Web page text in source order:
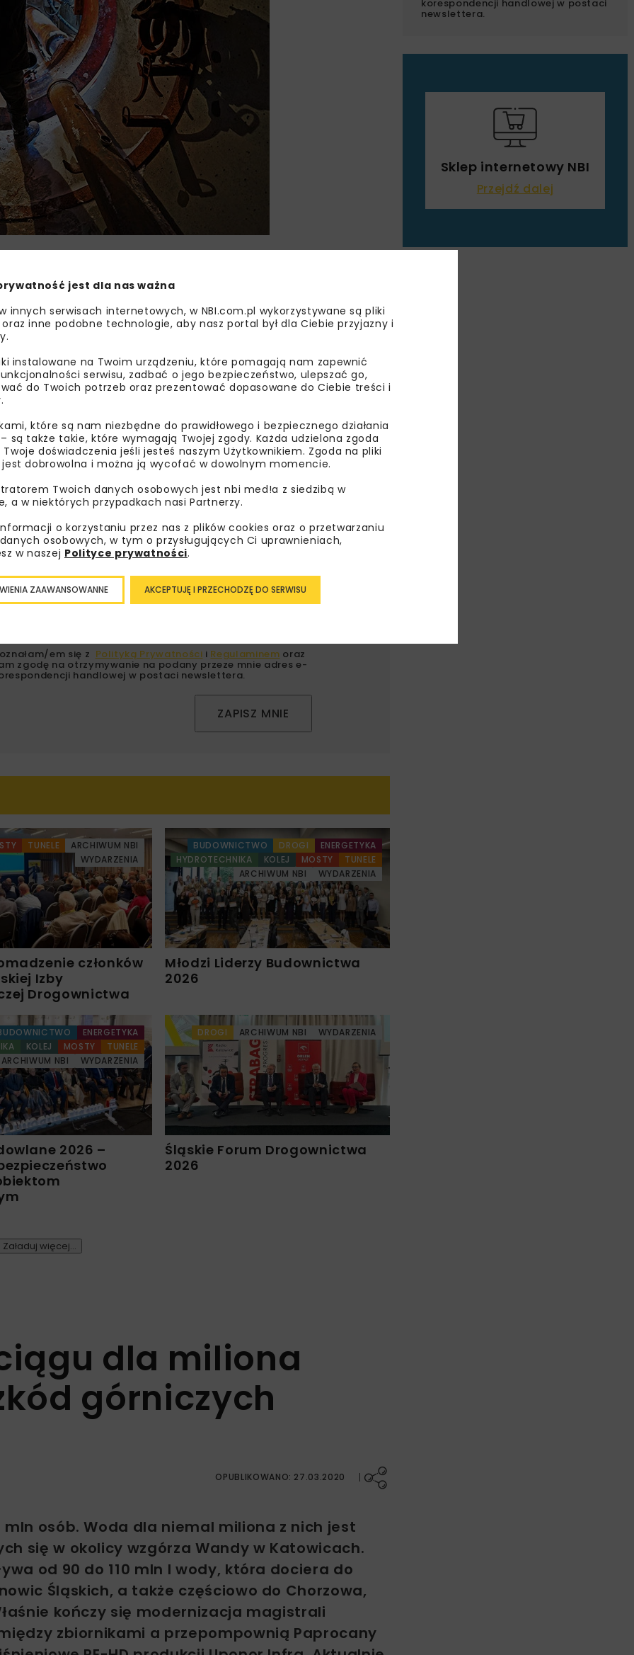
DCS POLAND HDD SERWIS MIROSŁAW MAKUCH
POLINER PORR PPI CHROBOK SAINT-GOBAIN PAM
wiedzieć więcej?
się do newslettera aby otrzymywać od nas
informacje branżowe, zaproszenia na
em się z Polityką Prywatności i Regulaminem oraz
zgodę na otrzymywanie na podany przeze mnie adres e-
handlowej w postaci newslettera.
ZAPISZ MNIE
TUNELE
ARCHIWUM NBI
WYDARZENIA
członków
Izby
Drogownictwa
BUDOWNICTWO DROGI
ENERGETYKA
HYDROTECHNIKA
KOLEJ MOSTY
TUNELE
ARCHIWUM NBI
WYDARZENIA
Młodzi Liderzy Budownictwa
2026
ENERGETYKA
KOLEJ MOSTY
TUNELE
ARCHIWUM NBI
WYDARZENIA
2026 –
DROGI ARCHIWUM NBI WYDARZENIA
Śląskie Forum Drogownictwa
2026
Załaduj więcej...
dla miliona
górniczych
OPUBLIKOWANO: 27.03.2020
osób. Woda dla niemal miliona z nich jest
się w okolicy wzgórza Wandy w Katowicach.
od 90 do 110 mln l wody, która dociera do
Śląskich, a także częściowo do Chorzowa,
kończy się modernizacja magistrali
zbiornikami a przepompownią Paprocany
korespondencji handlowej w postaci
newslettera.
Sklep internetowy NBI
Przejdź dalej
jest dla nas ważna
innych serwisach internetowych, w NBI.com.pl wykorzystywane są pliki
inne podobne technologie, aby nasz portal był dla Ciebie przyjazny i
instalowane na Twoim urządzeniu, które pomagają nam zapewnić
serwisu, zadbać o jego bezpieczeństwo, ulepszać go,
do Twoich potrzeb oraz prezentować dopasowane do Ciebie treści i
które są nam niezbędne do prawidłowego i bezpiecznego działania
są także takie, które wymagają Twojej zgody. Każda udzielona zgoda
doświadczenia jeśli jesteś naszym Użytkownikiem. Zgoda na pliki
dobrowolna i można ją wycofać w dowolnym momencie.
Twoich danych osobowych jest nbi med!a z siedzibą w
a w niektórych przypadkach nasi Partnerzy.
o korzystaniu przez nas z plików cookies oraz o przetwarzaniu
osobowych, w tym o przysługujących Ci uprawnieniach,
w naszej Polityce prywatności.
AKCEPTUJĘ I PRZECHODZĘ DO SERWISU
ZAAWANSOWANNE